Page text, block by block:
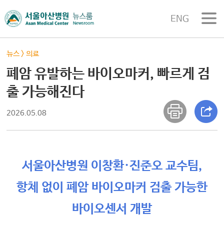
ENG
뉴스 >의료
폐암 유발하는 바이오마커, 빠르게 검
출 가능해진다
2026.05.08
서울아산병원 이창환·진준오 교수팀,
항체 없이 폐암 바이오마커 검출 가능한
바이오센서 개발